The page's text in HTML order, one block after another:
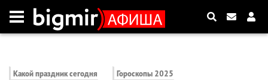
Какой праздник сегодня Гороскопы 2025